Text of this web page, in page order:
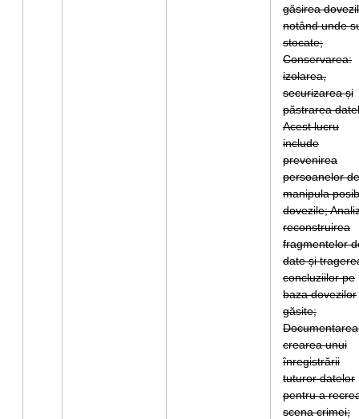
găsirea
notând unde
stocate;
Conservarea:
izolarea,
securizarea și
păstrarea
Acest lucru
include
prevenirea
persoanelor
manipula
dovezile;
reconstruirea
fragmentelor
date și
concluziilor pe
baza dovezilor
găsite;
crearea unui
înregistrării
tuturor datelor
pentru a
scena crimei;